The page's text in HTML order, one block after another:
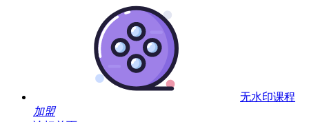
无水印课程
加盟